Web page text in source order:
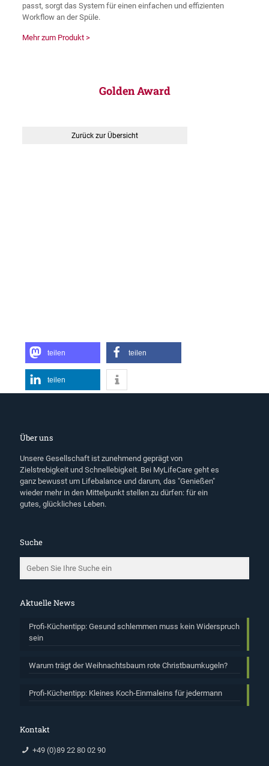
passt, sorgt das System für einen einfachen und effizienten
Workflow an der Spüle.
Mehr zum Produkt >
Golden Award
Zurück zur Übersicht
teilen teilen
teilen
Über uns
Unsere Gesellschaft ist zunehmend geprägt von
Zielstrebigkeit und Schnellebigkeit. Bei MyLifeCare geht es
ganz bewusst um Lifebalance und darum, das "Genießen"
wieder mehr in den Mittelpunkt stellen zu dürfen: für ein
gutes, glückliches Leben.
Suche
Aktuelle News
Profi-Küchentipp: Gesund schlemmen muss kein Widerspruch
sein
Warum trägt der Weihnachtsbaum rote Christbaumkugeln?
Profi-Küchentipp: Kleines Koch-Einmaleins für jedermann
Kontakt
+49 (0)89 22 80 02 90